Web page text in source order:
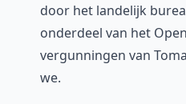
door het landelijk
onderdeel van het
vergunningen van
we.